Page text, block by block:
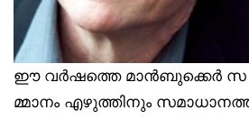
ഈ വർഷത്തെ മാൻബുക്കെർ സ
മ്മാനം എഴുത്തിനും